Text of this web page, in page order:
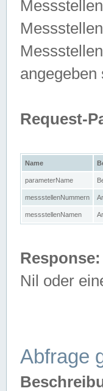
angegeben
Request-
Name
parameterName
messstellenNummern
messstellenNamen
Response:
Nil oder
Abfrage